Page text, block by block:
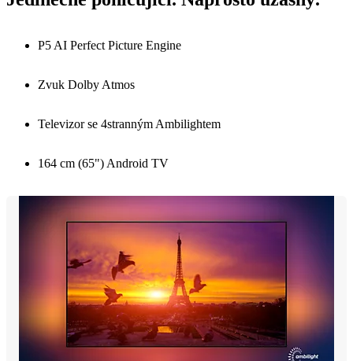
P5 AI Perfect Picture Engine
Zvuk Dolby Atmos
Televizor se 4stranným Ambilightem
164 cm (65") Android TV